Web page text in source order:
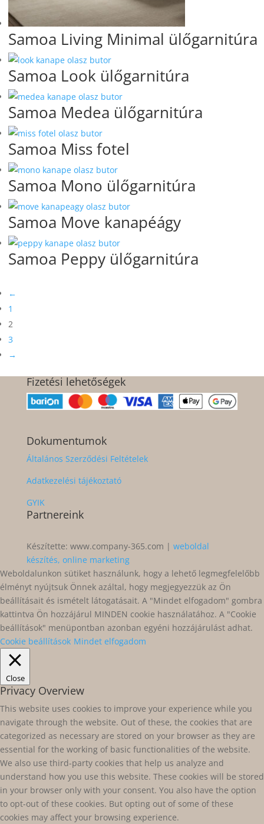
Samoa Living Minimal ülőgarnitúra
Samoa Look ülőgarnitúra
Samoa Medea ülőgarnitúra
Samoa Miss fotel
Samoa Mono ülőgarnitúra
Samoa Move kanapéágy
Samoa Peppy ülőgarnitúra
←
1
2
3
→
Fizetési lehetőségek
Dokumentumok
Általános Szerződési Feltételek
Adatkezelési tájékoztató
GYIK
Partnereink
Készítette: www.company-365.com | weboldal
készítés, online marketing
Weboldalunkon sütiket használunk, hogy a lehető legmegfelelőbb
élményt nyújtsuk Önnek azáltal, hogy megjegyezzük az Ön
beállításait és ismételt látogatásait. A "Mindet elfogadom" gombra
kattintva Ön hozzájárul MINDEN cookie használatához. A "Cookie
beállítások" menüpontban azonban egyéni hozzájárulást adhat.
Cookie beállítások Mindet elfogadom
Close
Privacy Overview
This website uses cookies to improve your experience while you
navigate through the website. Out of these, the cookies that are
categorized as necessary are stored on your browser as they are
essential for the working of basic functionalities of the website.
We also use third-party cookies that help us analyze and
understand how you use this website. These cookies will be stored
in your browser only with your consent. You also have the option
to opt-out of these cookies. But opting out of some of these
cookies may affect your browsing experience.